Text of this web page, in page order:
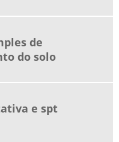
de
do solo
e spt